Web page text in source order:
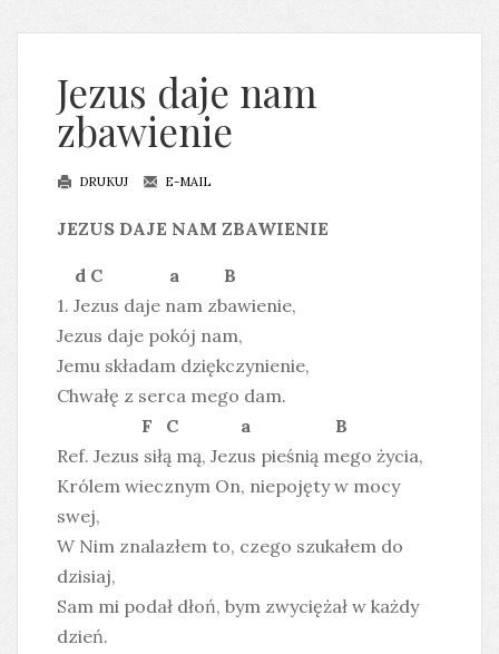
Jezus daje nam
zbawienie
DRUKUJ E-MAIL
JEZUS DAJE NAM ZBAWIENIE
d C a B
1. Jezus daje nam zbawienie,
Jezus daje pokój nam,
Jemu składam dziękczynienie,
Chwałę z serca mego dam.
F C a B
Ref. Jezus siłą mą, Jezus pieśnią mego życia,
Królem wiecznym On, niepojęty w mocy
swej,
W Nim znalazłem to, czego szukałem do
dzisiaj,
Sam mi podał dłoń, bym zwyciężał w każdy
dzień.